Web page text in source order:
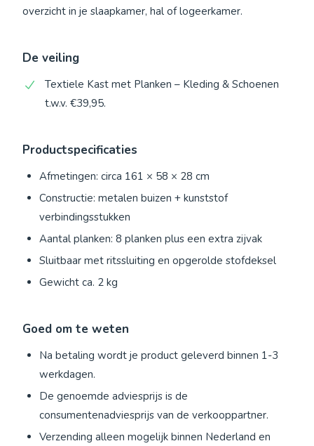
overzicht in je slaapkamer, hal of logeerkamer.
De veiling
Textiele Kast met Planken – Kleding & Schoenen
t.w.v. €39,95.
Productspecificaties
Afmetingen: circa 161 × 58 × 28 cm
Constructie: metalen buizen + kunststof
verbindingsstukken
Aantal planken: 8 planken plus een extra zijvak
Sluitbaar met ritssluiting en opgerolde stofdeksel
Gewicht ca. 2 kg
Goed om te weten
Na betaling wordt je product geleverd binnen 1-3
werkdagen.
De genoemde adviesprijs is de
consumentenadviesprijs van de verkooppartner.
Verzending alleen mogelijk binnen Nederland en